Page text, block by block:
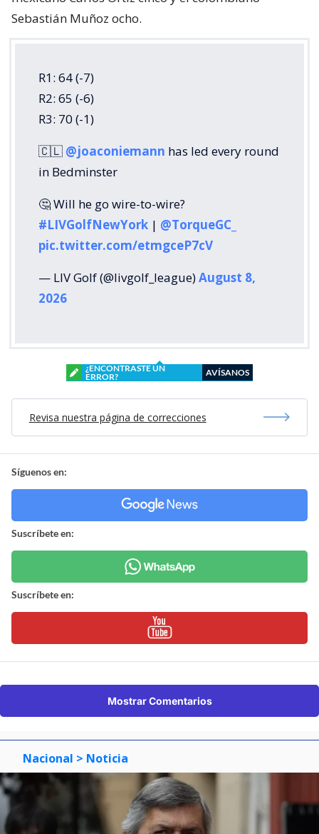
Sebastián Muñoz ocho.
R1: 64 (-7)
R2: 65 (-6)
R3: 70 (-1)
🇨🇱 @joaconiemann has led every round
in Bedminster
🤔 Will he go wire-to-wire?
#LIVGolfNewYork | @TorqueGC_
pic.twitter.com/etmgceP7cV
— LIV Golf (@livgolf_league)August 8,
2026
¿ENCONTRASTE UN
ERROR?
AVÍSANOS
Revisa nuestra página de correcciones
Síguenos en:
Suscríbete en:
Suscríbete en:
Mostrar Comentarios
Nacional > Noticia